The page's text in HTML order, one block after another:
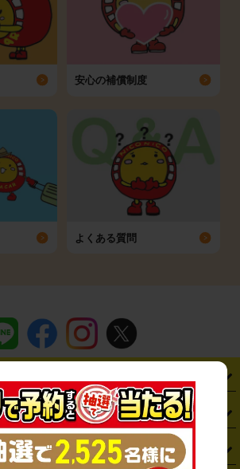
安心の補償制度
よくある質問
・岩手県 ・宮城県 ・秋田県 ・山形県
・神奈川県 ・埼玉県 ・千葉県 ・茨城県
・山梨県 ・愛知県 ・静岡県 ・岐阜県
・新宿駅 ・池袋駅 ・渋谷駅 ・東京駅